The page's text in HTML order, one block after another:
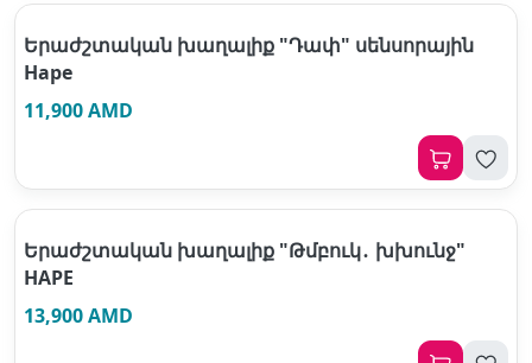
Երաժշտական խաղալիք "Դափ" սենսորային
Hape
11,900 AMD
Երաժշտական խաղալիք "Թմբուկ․ խխունջ"
HAPE
13,900 AMD